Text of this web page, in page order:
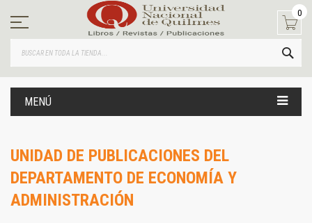
contenido
0
MENÚ
UNIDAD DE PUBLICACIONES DEL
DEPARTAMENTO DE ECONOMÍA Y
ADMINISTRACIÓN